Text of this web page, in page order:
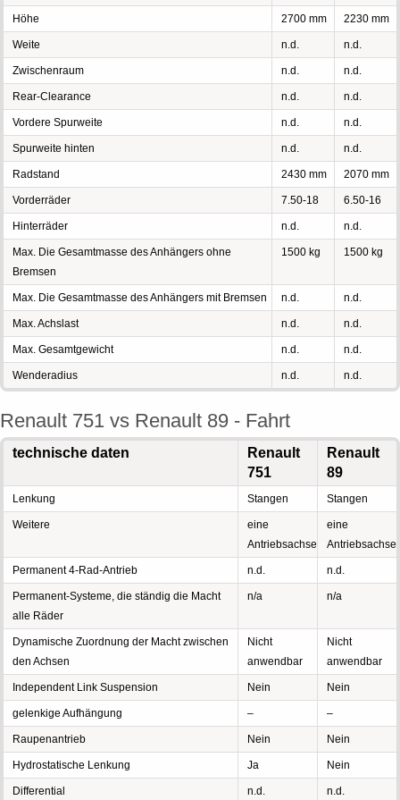
Höhe 2700 mm 2230 mm
Weite n.d. n.d.
Zwischenraum n.d. n.d.
Rear-Clearance n.d. n.d.
Vordere Spurweite n.d. n.d.
Spurweite hinten n.d. n.d.
Radstand 2430 mm 2070 mm
Vorderräder 7.50-18 6.50-16
Hinterräder n.d. n.d.
Max. Die Gesamtmasse des Anhängers ohne
Bremsen
1500 kg 1500 kg
Max. Die Gesamtmasse des Anhängers mit Bremsen n.d. n.d.
Max. Achslast n.d. n.d.
Max. Gesamtgewicht n.d. n.d.
Wenderadius n.d. n.d.
Renault 751 vs Renault 89 - Fahrt
technische daten
Renault
751
Renault
89
Lenkung Stangen Stangen
Weitere
eine
Antriebsachse
eine
Antriebsachse
Permanent 4-Rad-Antrieb n.d. n.d.
Permanent-Systeme, die ständig die Macht
alle Räder
n/a n/a
Dynamische Zuordnung der Macht zwischen
den Achsen
Nicht
anwendbar
Nicht
anwendbar
Independent Link Suspension Nein Nein
gelenkige Aufhängung – –
Raupenantrieb Nein Nein
Hydrostatische Lenkung Ja Nein
Differential n.d. n.d.